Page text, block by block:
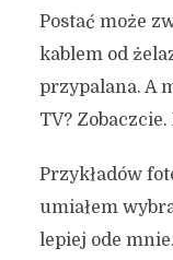
Postać może
kablem od
przypalana. A
TV?
Przykładów
umiałem
lepiej ode mnie.